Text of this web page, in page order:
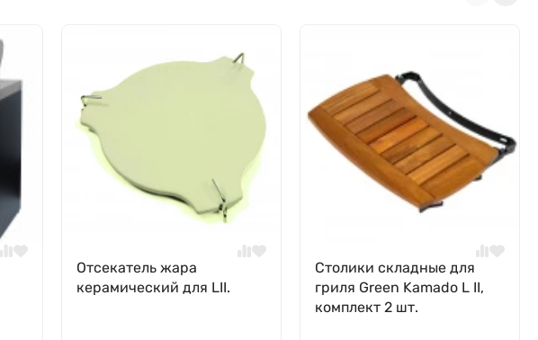
Отсекатель жара
керамический для LII.
Столики складные для
гриля Green Kamado L II,
комплект 2 шт.